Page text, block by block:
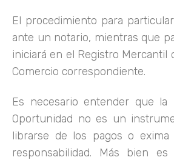
El procedimiento para
ante un notario, mientras que
iniciará en el Registro Mercantil
Comercio correspondiente.
Es necesario entender que la
Oportunidad no es un
librarse de los pagos o
responsabilidad. Más bien